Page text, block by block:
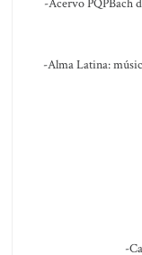
-Acervo PQPBach
-Alma Latina:
-